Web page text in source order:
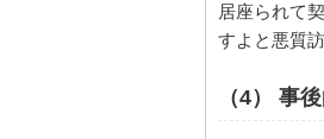
居座られて
すよと悪質
（4） 事